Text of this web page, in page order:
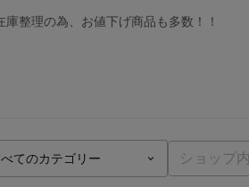
整理の為、お値下げ商品も多数！！